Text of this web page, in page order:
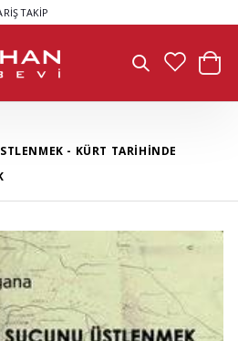
TAKİP
- KÜRT TARİHİNDE